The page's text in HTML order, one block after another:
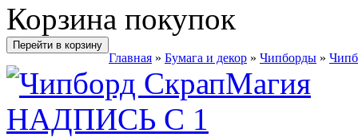
Корзина покупок
Перейти в корзину
Главная » Бумага и декор » Чипборды »